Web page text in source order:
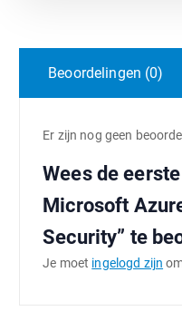
Beoordelingen (0)
Er zijn nog geen
Wees de
Microsoft
Security” te
Je moet ingelogd zijn